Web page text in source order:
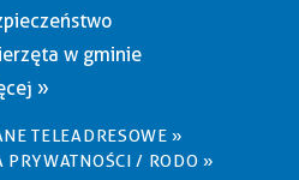
w gminie
»
TELEADRESOWE »
PRYWATNOŚCI / RODO »